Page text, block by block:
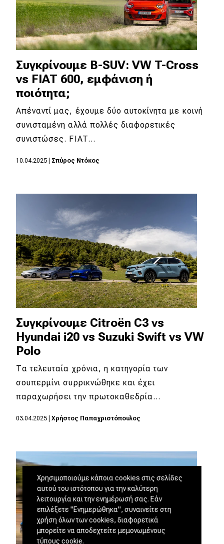
Συγκρίνουμε B-SUV: VW T-Cross
vs FIAT 600, εμφάνιση ή
ποιότητα;
Απέναντί μας, έχουμε δύο αυτοκίνητα με κοινή
συνισταμένη αλλά πολλές διαφορετικές
συνιστώσες. FIAT…
10.04.2025 Σπύρος Ντόκος
Συγκρίνουμε Citroën C3 vs
Hyundai i20 vs Suzuki Swift vs VW
Polo
Τα τελευταία χρόνια, η κατηγορία των
σουπερμίνι συρρικνώθηκε και έχει
παραχωρήσει την πρωτοκαθεδρία…
03.04.2025 Χρήστος Παπαχριστόπουλος
Χρησιμοποιούμε κάποια cookies στις σελίδες
αυτού του ιστότοπου για την καλύτερη
λειτουργία και την ενημέρωσή σας. Εάν
επιλέξετε "Ενημερώθηκα", συναινείτε στη
χρήση όλων των cookies, διαφορετικά
μπορείτε να αποδεχτείτε μεμονωμένους
τύπους cookie.